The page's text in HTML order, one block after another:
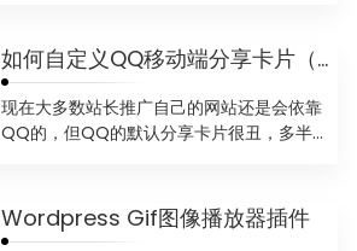
如何自定义QQ移动端分享卡片（主标题，副标题，分享图）
现在大多数站长推广自己的网站还是会依靠
QQ的，但QQ的默认分享卡片很丑，多半是
Wordpress Gif图像播放器插件